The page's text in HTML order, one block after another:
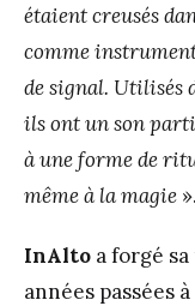
étaient creusés
comme
de signal. Utilisés
ils ont un son
à une forme de
même à la magie ».
InAlto a forgé
années passées